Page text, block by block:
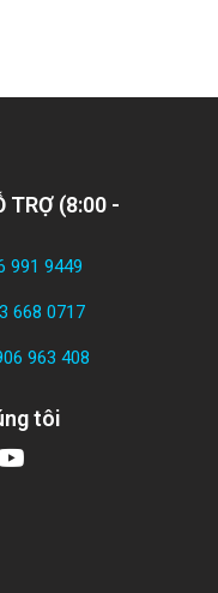
TRỢ (8:00 -
991 9449
668 0717
963 408
tôi